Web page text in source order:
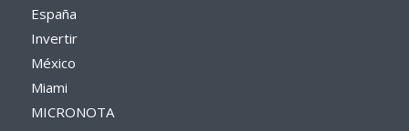
España
Invertir
México
Miami
MICRONOTA